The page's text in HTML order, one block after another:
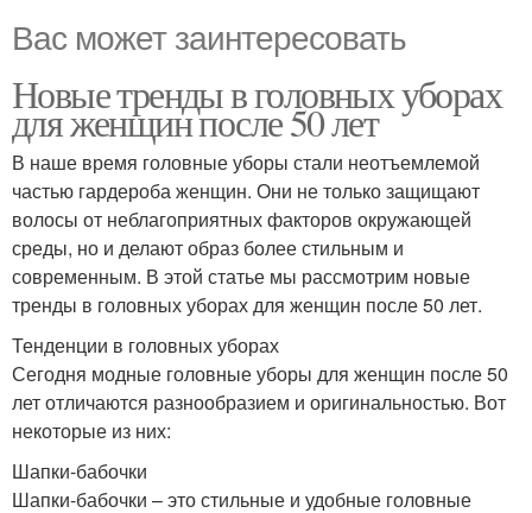
Вас может заинтересовать
Новые тренды в головных уборах
для женщин после 50 лет
В наше время головные уборы стали неотъемлемой
частью гардероба женщин. Они не только защищают
волосы от неблагоприятных факторов окружающей
среды, но и делают образ более стильным и
современным. В этой статье мы рассмотрим новые
тренды в головных уборах для женщин после 50 лет.
Тенденции в головных уборах
Сегодня модные головные уборы для женщин после 50
лет отличаются разнообразием и оригинальностью. Вот
некоторые из них:
Шапки-бабочки
Шапки-бабочки – это стильные и удобные головные